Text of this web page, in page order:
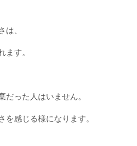
は、
ます。
だった人はいません。
を感じる様になります。